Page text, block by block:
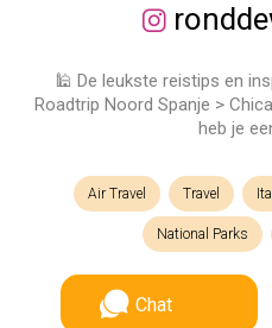
🕌 De leukste reistips en
Roadtrip Noord Spanje >
heb je
Air Travel Travel
National Parks
Chat